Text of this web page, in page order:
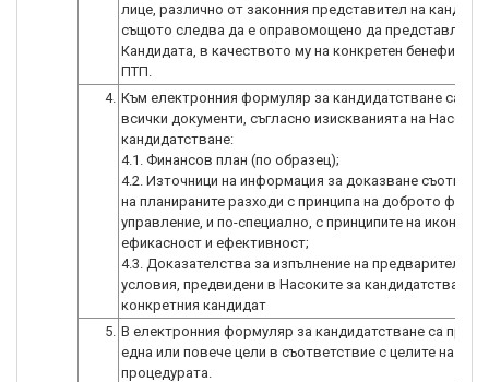
лице, различно от законния представител на
същото следва да е оправомощено да представлява
Кандидата, в качеството му на конкретен
ПТП.
4. Към електронния формуляр за кандидатстване са
всички документи, съгласно изискванията на
кандидатстване:
4.1. Финансов план (по образец);
4.2. Източници на информация за доказване
на планираните разходи с принципа на доброто
управление, и по-специално, с принципите на
ефикасност и ефективност;
4.3. Доказателства за изпълнение на предварителните
условия, предвидени в Насоките за кандидатстване
конкретния кандидат
5. В електронния формуляр за кандидатстване са
една или повече цели в съответствие с целите на
процедурата.